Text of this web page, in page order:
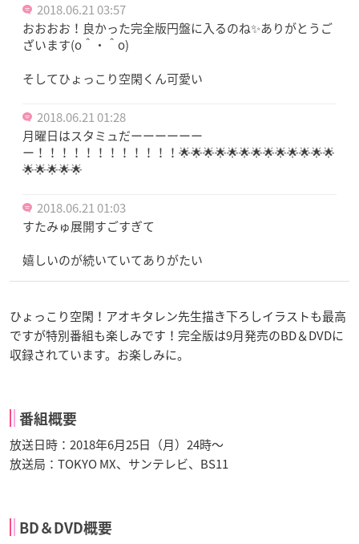
2018.06.21 03:57
おおおお！良かった完全版円盤に入るのね✨ありがとうご
ざいます(o＾・＾o)
そしてひょっこり空閑くん可愛い
2018.06.21 01:28
月曜日はスタミュだーーーーーー
ー！！！！！！！！！！！！🌟🌟🌟🌟🌟🌟🌟🌟🌟🌟🌟🌟🌟
🌟🌟🌟🌟🌟
2018.06.21 01:03
すたみゅ展開すごすぎて
嬉しいのが続いていてありがたい
ひょっこり空閑！アオキタレン先生描き下ろしイラストも最高
ですが特別番組も楽しみです！完全版は9月発売のBD＆DVDに
収録されています。お楽しみに。
番組概要
放送日時：2018年6月25日（月）24時～
放送局：TOKYO MX、サンテレビ、BS11
BD＆DVD概要